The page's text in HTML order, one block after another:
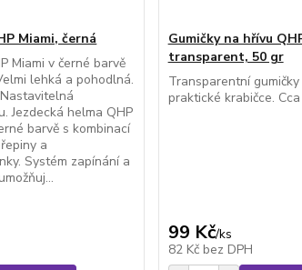
Miami, černá
Miami v černé barvě
lehká a pohodlná.
Jezdecká helma QHP
barvě s kombinací
a
Systém zapínání a
Gumičky na hřívu
transparent, 50 gr
Transparentní
praktické krabičce.
99 Kč/ks
82 Kč bez DPH